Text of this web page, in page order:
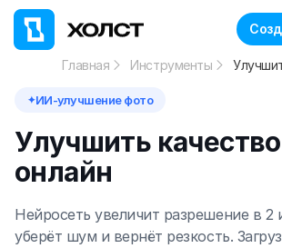
Главная Инструменты
✦ИИ-улучшение фото
Улучшить
онлайн
Нейросеть увеличит разрешение в 2
уберёт шум и вернёт резкость.